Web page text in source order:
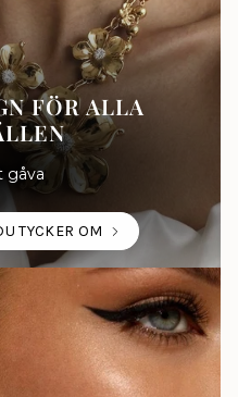
FÖR ALLA
gåva
TYCKER OM